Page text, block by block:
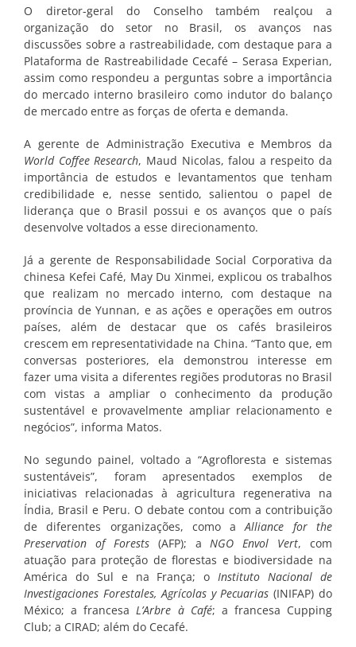
O diretor-geral do Conselho também realçou a
organização do setor no Brasil, os avanços nas
discussões sobre a rastreabilidade, com destaque para a
Plataforma de Rastreabilidade Cecafé – Serasa Experian,
assim como respondeu a perguntas sobre a importância
do mercado interno brasileiro como indutor do balanço
de mercado entre as forças de oferta e demanda.
A gerente de Administração Executiva e Membros da
World Coffee Research, Maud Nicolas, falou a respeito da
importância de estudos e levantamentos que tenham
credibilidade e, nesse sentido, salientou o papel de
liderança que o Brasil possui e os avanços que o país
desenvolve voltados a esse direcionamento.
Já a gerente de Responsabilidade Social Corporativa da
chinesa Kefei Café, May Du Xinmei, explicou os trabalhos
que realizam no mercado interno, com destaque na
província de Yunnan, e as ações e operações em outros
países, além de destacar que os cafés brasileiros
crescem em representatividade na China. “Tanto que, em
conversas posteriores, ela demonstrou interesse em
fazer uma visita a diferentes regiões produtoras no Brasil
com vistas a ampliar o conhecimento da produção
sustentável e provavelmente ampliar relacionamento e
negócios”, informa Matos.
No segundo painel, voltado a “Agrofloresta e sistemas
sustentáveis”, foram apresentados exemplos de
iniciativas relacionadas à agricultura regenerativa na
Índia, Brasil e Peru. O debate contou com a contribuição
de diferentes organizações, como aAlliance for the
Preservation of Forests(AFP); a NGO Envol Vert, com
atuação para proteção de florestas e biodiversidade na
América do Sul e na França; o Instituto Nacional de
Investigaciones Forestales, Agrícolas y Pecuarias (INIFAP) do
México; a francesa L’Arbre à Café; a francesa Cupping
Club; a CIRAD; além do Cecafé.